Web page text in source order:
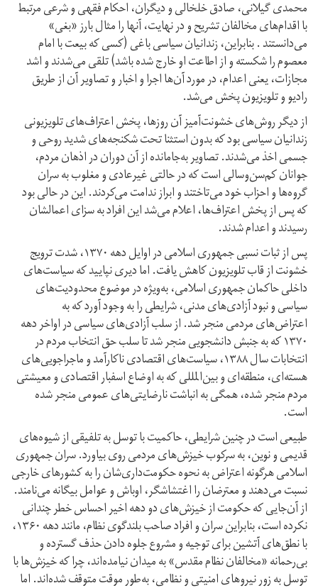
محمدی گیلانی، صادق خلخالی و دیگران، احکام فقهی و شرعی مرتبط
با اقدام‌های مخالفان تشریح و در نهایت، آنها را مثال بارز «بغی»
می‌دانستند . بنابراین، زندانیان سیاسی باغی (کسی که بیعت با امام
معصوم را شکسته و از اطاعت او خارج شده باشد) تلقی می‌شدند و اشد
مجازات، یعنی اعدام، در مورد آن‌ها اجرا و اخبار و تصاویر آن از طریق
رادیو و تلویزیون پخش می‌شد.
از دیگر روش‌های خشونت‌آمیز آن روزها، پخش اعتراف‌های تلویزیونی
زندانیان سیاسی بود که بدون استثنا تحت شکنجه‌های شدید روحی و
جسمی اخذ می‌شدند. تصاویر به‌جا‌مانده از آن دوران در اذهان مردم،
جوانان کم‌سن‌و‌سالی است که در حالتی غیر‌عادی و مغلوب به سران
گروه‌ها و احزاب خود می‌تاختند و ابراز ندامت می‌کردند. این در حالی بود
که پس از پخش اعتراف‌ها، اعلام می‌شد این افراد به سزای اعمالشان
رسیدند و اعدام شدند.
پس از ثبات نسبی جمهوری اسلامی در اوایل دهه ۱۳۷۰، شدت ترویج
خشونت از قاب تلویزیون کاهش یافت. اما دیری نپایید که سیاست‌های
داخلی حاکمان جمهوری اسلامی، به‌ویژه در موضوع محدودیت‌های
سیاسی و نبود آزادی‌های مدنی، شرایطی را به وجود آورد که به
اعتراض‌های مردمی منجر شد. از سلب آزادی‌های سیاسی در اواخر دهه
۱۳۷۰ که به جنبش دانشجویی منجر شد تا سلب حق انتخاب مردم در
انتخابات سال ۱۳۸۸، سیاست‌های اقتصادی ناکارآمد و ماجراجویی‌های
هسته‌ای، منطقه‌ای و بین‌المللی که به اوضاع اسفبار اقتصادی و معیشتی
مردم منجر شده، همگی به انباشت نارضایتی‌های عمومی منجر شده
است.
طبیعی است در چنین شرایطی، حاکمیت با توسل به تلفیقی از شیوه‌های
قدیمی و نوین، به سرکوب خیزش‌های مردمی روی بیاورد. سران جمهوری
اسلامی هرگونه اعتراض به نحوه حکومت‌داری‌شان را به کشورهای خارجی
نسبت می‌دهند و معترضان را اغتشاشگر، اوباش و عوامل بیگانه می‌نامند.
از آن‌جایی که حکومت از خیزش‌های دو دهه اخیر احساس خطر چندانی
نکرده است، بنابراین سران و افراد صاحب بلندگوی نظام، مانند دهه ۱۳۶۰،
با نطق‌های آتشین برای توجیه و مشروع جلوه دادن حذف گسترده و
بی‌رحمانه «مخالفان نظام مقدس» به میدان نیامده‌اند، چرا که خیزش‌ها با
توسل به زور نیروهای امنیتی و نظامی، به‌طور موقت متوقف شده‌اند. اما